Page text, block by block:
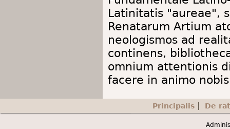
Latinitatis "aureae",
Renatarum Artium
neologismos ad
continens,
omnium attentionis
facere in animo
Secondary menu Principalis De